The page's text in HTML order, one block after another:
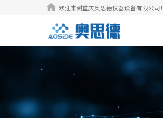
 欢迎来到重庆奥思德仪器设备有限公司！